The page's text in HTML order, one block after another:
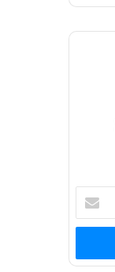
your
Email